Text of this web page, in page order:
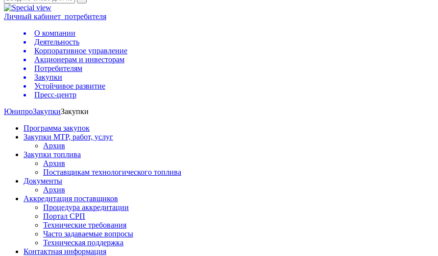
Личный кабинет потребителя
О компании
Деятельность
Корпоративное управление
Акционерам и инвесторам
Потребителям
Закупки
Устойчивое развитие
Пресс-центр
ЮнипроЗакупкиЗакупки
Программа закупок
Закупки МТР, работ, услуг
Архив
Закупки топлива
Архив
Поставщикам технологического топлива
Документы
Архив
Аккредитация поставщиков
Процедура аккредитации
Портал СРП
Технические требования
Часто задаваемые вопросы
Техническая поддержка
Контактная информация